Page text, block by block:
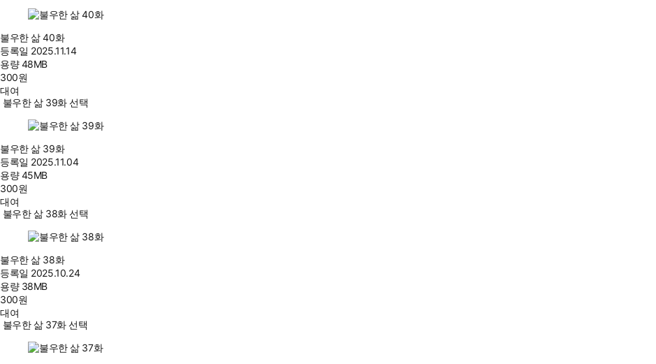
불우한 삶 40화
등록일 2025.11.14
용량48MB
300원
대여
불우한 삶 39화 선택
불우한 삶 39화
등록일 2025.11.04
용량45MB
300원
대여
불우한 삶 38화 선택
불우한 삶 38화
등록일 2025.10.24
용량 38MB
300원
대여
불우한 삶 37화 선택